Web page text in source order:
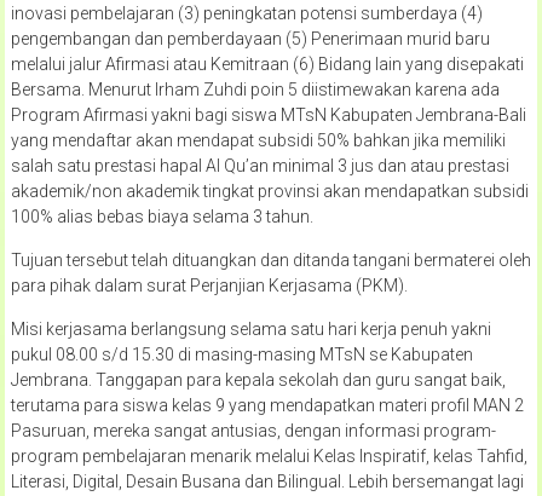
inovasi pembelajaran (3) peningkatan potensi sumberdaya (4)
pengembangan dan pemberdayaan (5) Penerimaan murid baru
melalui jalur Afirmasi atau Kemitraan (6) Bidang lain yang disepakati
Bersama. Menurut Irham Zuhdi poin 5 diistimewakan karena ada
Program Afirmasi yakni bagi siswa MTsN Kabupaten Jembrana-Bali
yang mendaftar akan mendapat subsidi 50% bahkan jika memiliki
salah satu prestasi hapal Al Qu’an minimal 3 jus dan atau prestasi
akademik/non akademik tingkat provinsi akan mendapatkan subsidi
100% alias bebas biaya selama 3 tahun.
Tujuan tersebut telah dituangkan dan ditanda tangani bermaterei oleh
para pihak dalam surat Perjanjian Kerjasama (PKM).
Misi kerjasama berlangsung selama satu hari kerja penuh yakni
pukul 08.00 s/d 15.30 di masing-masing MTsN se Kabupaten
Jembrana. Tanggapan para kepala sekolah dan guru sangat baik,
terutama para siswa kelas 9 yang mendapatkan materi profil MAN 2
Pasuruan, mereka sangat antusias, dengan informasi program-
program pembelajaran menarik melalui Kelas Inspiratif, kelas Tahfid,
Literasi, Digital, Desain Busana dan Bilingual. Lebih bersemangat lagi